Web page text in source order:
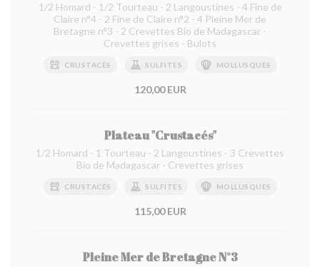
1/2 Homard - 1/2 Tourteau - 2 Langoustines - 4 Fine de
Claire n°4 - 2 Fine de Claire n°2 - 4 Pleine Mer de
Bretagne n°3 - 2 Crevettes Bio de Madagascar -
Crevettes grises - Bulots
CRUSTACÉS SULFITES MOLLUSQUES
120,00 EUR
Plateau "Crustacés"
1/2 Homard - 1 Tourteau - 2 Langoustines - 3 Crevettes
Bio de Madagascar - Crevettes grises
CRUSTACÉS SULFITES MOLLUSQUES
115,00 EUR
Pleine Mer de Bretagne N°3